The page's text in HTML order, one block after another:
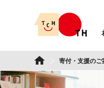
TSURUMI こどもホ
寄付・支援のご